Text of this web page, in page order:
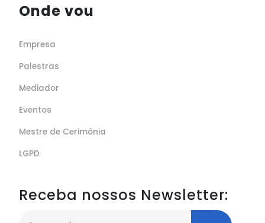
Onde vou
Empresa
Palestras
Mediador
Eventos
Mestre de Cerimônia
LGPD
Receba nossos Newsletter: